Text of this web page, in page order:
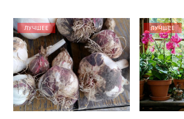
ЛУЧШЕЕ ЛУЧШЕЕ